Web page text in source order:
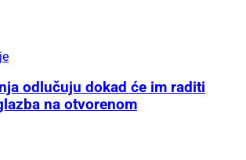
odlučuju dokad će im raditi
na otvorenom